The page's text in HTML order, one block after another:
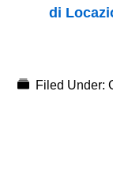
di
Filed Under: